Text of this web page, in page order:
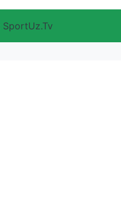
SportUz.Tv